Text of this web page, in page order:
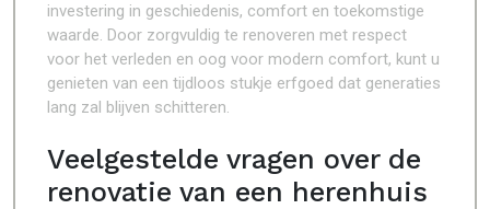
investering in geschiedenis, comfort en toekomstige
waarde. Door zorgvuldig te renoveren met respect
voor het verleden en oog voor modern comfort, kunt u
genieten van een tijdloos stukje erfgoed dat generaties
lang zal blijven schitteren.
Veelgestelde vragen over de
renovatie van een herenhuis